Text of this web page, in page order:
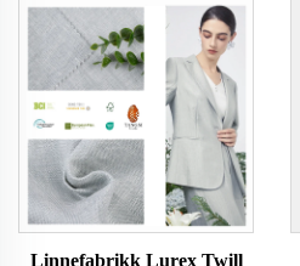
Linnefabrikk Lurex Twill